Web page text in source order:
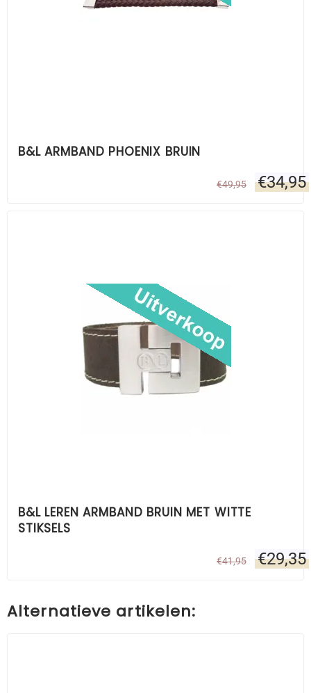
B&L ARMBAND PHOENIX BRUIN
€49,95 €34,95
B&L LEREN ARMBAND BRUIN MET WITTE
STIKSELS
€41,95 €29,35
Alternatieve artikelen: